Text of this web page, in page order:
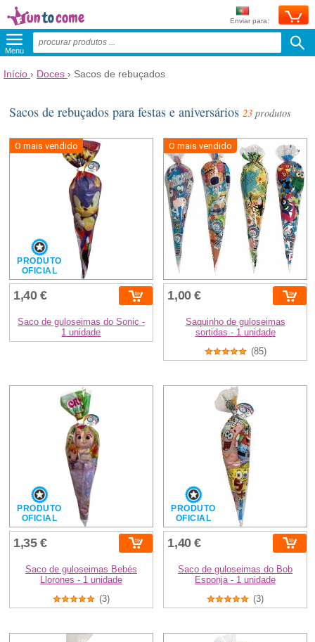
Enviar para:
Menu
Início › Doces › Sacos de rebuçados
Sacos de rebuçados para festas e aniversários23 produtos
O mais vendido
PRODUTO
OFICIAL
1,40 €
Saco de guloseimas do Sonic -
1 unidade
O mais vendido
1,00 €
Saquinho de guloseimas
sortidas - 1 unidade
(85)
PRODUTO
OFICIAL
1,35 €
Saco de guloseimas Bebés
Llorones - 1 unidade
(3)
PRODUTO
OFICIAL
1,40 €
Saco de guloseimas do Bob
Esponja - 1 unidade
(3)